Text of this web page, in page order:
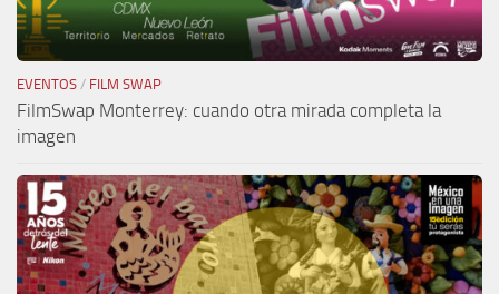
EVENTOS / FILM SWAP
FilmSwap Monterrey: cuando otra mirada completa la
imagen